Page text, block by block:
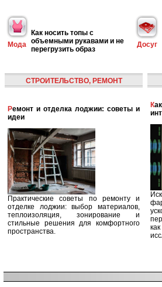
Мода
Как носить топы с
объемными рукавами и не
перегрузить образ
Досуг
СТРОИТЕЛЬСТВО, РЕМОНТ
Ремонт и отделка лоджии: советы и
идеи
Практические советы по ремонту и
отделке лоджии: выбор материалов,
теплоизоляция, зонирование и
стильные решения для комфортного
пространства.
Как работает искусственный